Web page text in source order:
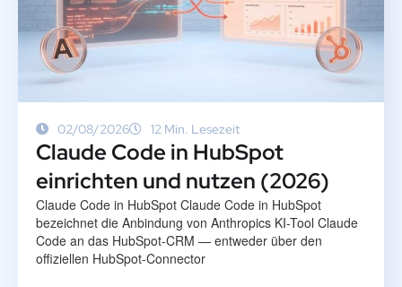
02/08/2026 12 Min. Lesezeit
Claude Code in HubSpot
einrichten und nutzen (2026)
Claude Code in HubSpot Claude Code in HubSpot
bezeichnet die Anbindung von Anthropics KI-Tool Claude
Code an das HubSpot-CRM — entweder über den
offiziellen HubSpot-Connector